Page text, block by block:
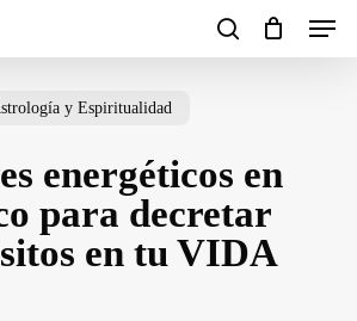
search
Menu
Close
y Espiritualidad
energéticos en
para decretar
en tu VIDA